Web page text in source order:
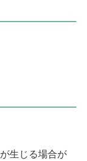
生じる場合が